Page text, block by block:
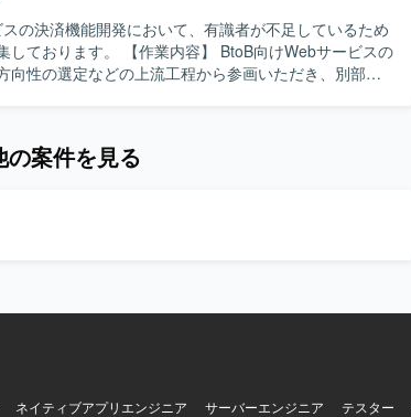
の決済機能開発において、有識者が不足しているため
BtoB向けWebサービスの
向性の選定などの上流工程から参画いただき、別部署
コミュニケーションを取りながら、要件整理から実
で、BtoB向けWebサービスの決済領域に深く関わる
、Cursor(AI駆動開発)を用いたWebサービス開発環境と
の案件を見る
ネイティブアプリエンジニア サーバーエンジニア テスター